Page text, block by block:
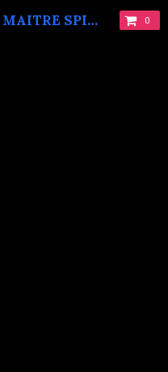
GRAND ET PUISSANT MAITRE SPIRITUEL MARABOUT VAUDOU KOKOUVI.TEL: +229 68619086. 0